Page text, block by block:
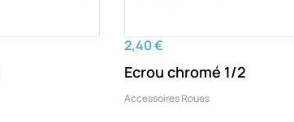
2,40 €
Ecrou chromé 1/2
Accessoires Roues